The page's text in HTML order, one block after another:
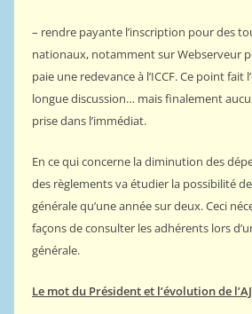
– rendre payante l’inscription pour des
nationaux, notamment sur Webserveur
paie une redevance à l’ICCF. Ce point fait
longue discussion… mais finalement
prise dans l’immédiat.
En ce qui concerne la diminution des
des règlements va étudier la possibilité
générale qu’une année sur deux. Ceci
façons de consulter les adhérents lors
générale.
Le mot du Président et l’évolution de